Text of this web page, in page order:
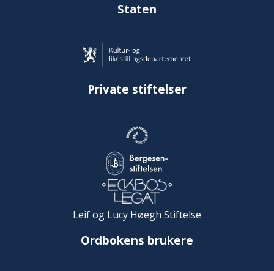
Staten
Private stiftelser
Leif og Lucy Høegh Stiftelse
Ordbokens brukere